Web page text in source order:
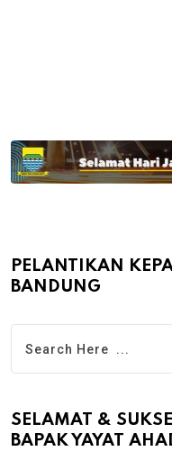
PELANTIKAN
BANDUNG
SELAMAT &
BAPAK YAYAT